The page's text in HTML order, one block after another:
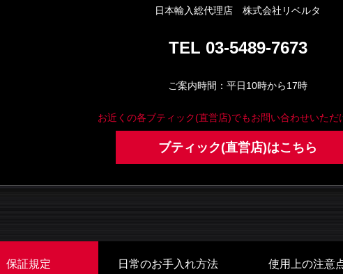
日本輸入総代理店 株式会社リベルタ
TEL 03-5489-7673
ご案内時間：平日10時から17時
お近くの各ブティック(直営店)でもお問い合わせいただ
ブティック(直営店)はこちら
保証規定 日常のお手入れ方法 使用上の注意